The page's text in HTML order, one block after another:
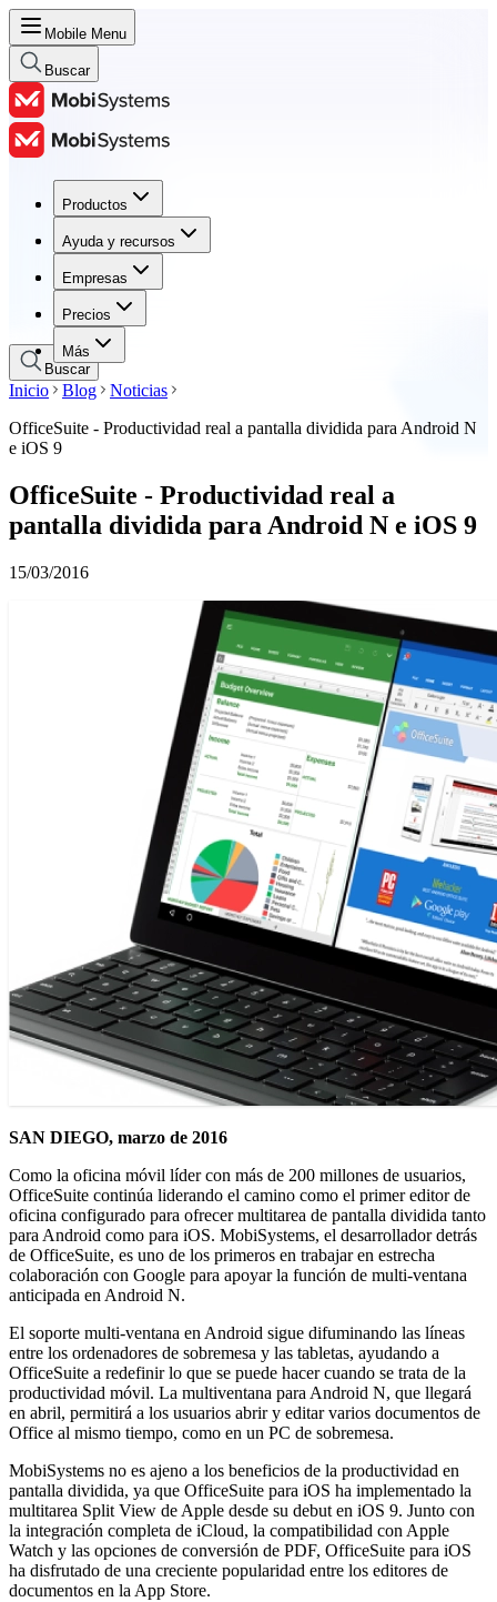
Mobile Menu
Buscar
Productos
Ayuda y recursos
Empresas
Precios
Más
Productos
Ayuda y recursos
Empresas
Precios
Buscar
Inicio Blog
Noticias
OfficeSuite - Productividad real a pantalla dividida para Android N
e iOS 9
OfficeSuite - Productividad real a
pantalla dividida para Android N e iOS 9
15/03/2016
SAN DIEGO, marzo de 2016
Como la oficina móvil líder con más de 200 millones de usuarios,
OfficeSuite continúa liderando el camino como el primer editor de
oficina configurado para ofrecer multitarea de pantalla dividida tanto
para Android como para iOS. MobiSystems, el desarrollador detrás
de OfficeSuite, es uno de los primeros en trabajar en estrecha
colaboración con Google para apoyar la función de multi-ventana
anticipada en Android N.
El soporte multi-ventana en Android sigue difuminando las líneas
entre los ordenadores de sobremesa y las tabletas, ayudando a
OfficeSuite a redefinir lo que se puede hacer cuando se trata de la
productividad móvil. La multiventana para Android N, que llegará
en abril, permitirá a los usuarios abrir y editar varios documentos de
Office al mismo tiempo, como en un PC de sobremesa.
MobiSystems no es ajeno a los beneficios de la productividad en
pantalla dividida, ya que OfficeSuite para iOS ha implementado la
multitarea Split View de Apple desde su debut en iOS 9. Junto con
la integración completa de iCloud, la compatibilidad con Apple
Watch y las opciones de conversión de PDF, OfficeSuite para iOS
ha disfrutado de una creciente popularidad entre los editores de
documentos en la App Store.